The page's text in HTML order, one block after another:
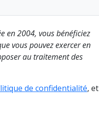
en 2004, vous bénéficiez
vous pouvez exercer en
au traitement des
de confidentialité, et